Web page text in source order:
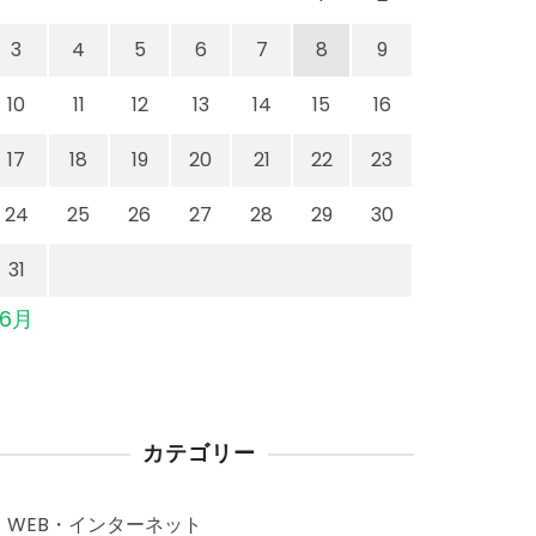
3
4 5 6 7 8
9
10
11 12 13 14 15
16
17
18 19 20 21 22
23
24
25 26 27 28 29
30
31
月
カテゴリー
WEB・インターネット